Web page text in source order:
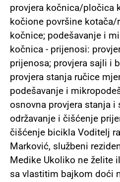
provjera kočnica/pločica
kočione površine kotača/
kočnice; podešavanje i
kočnica - prijenosi:
prijenosa; provjera sajli i
provjera stanja ručice
podešavanje i
osnovna provjera stanja
održavanje i čišćenje
čišćenje bicikla Voditelj
Marković, službeni
Medike Ukoliko ne želite
sa vlastitim bajkom doći